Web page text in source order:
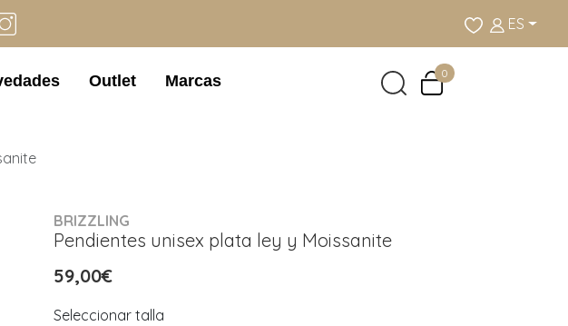
ES
Outlet Marcas 0
BRIZZLING
Pendientes unisex plata ley y Moissanite
59,00€
Seleccionar talla